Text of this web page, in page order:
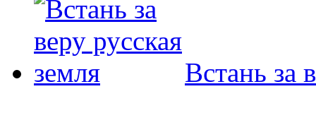
Встань за